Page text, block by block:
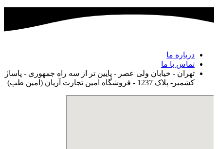
درباره ما
تماس با ما
تهران - خیابان ولی عصر - پایین تر از سه راه جمهوری - پاساژ
کشمیر- پلاک 1237 - فروشگاه امین تجارت آریان (امین طب)